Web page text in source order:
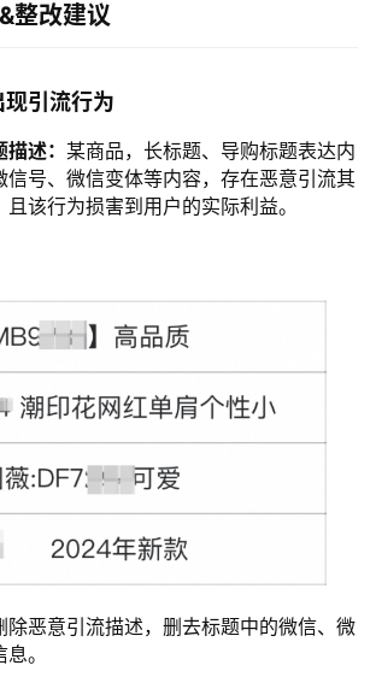
整改建议
引流行为
述： 某商品，长标题、导购标题表达内
信号、微信变体等内容，存在恶意引流其
该行为损害到用户的实际利益。
除恶意引流描述，删去标题中的微信、微
。